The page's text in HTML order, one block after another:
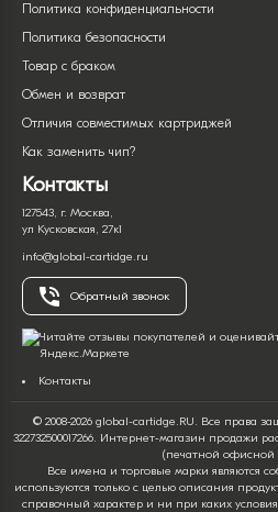
Политика конфиденциальности
Политика безопасности
Товар с браком
Обмен и возврат
Отличия совместимых картриджей
Как заменить чип?
Контакты
127543, г. Москва,
ул Кусковская, 27к1
info@global-cartidge.ru
Обратный звонок
Контакты
© 2008-2026 global-cartidge.RU. Все права
322732500017266. Интернет-магазин продажи
(печатной офисной
Все имена и торговые марки являются
используются только с целью описания
справочный характер и ни при каких